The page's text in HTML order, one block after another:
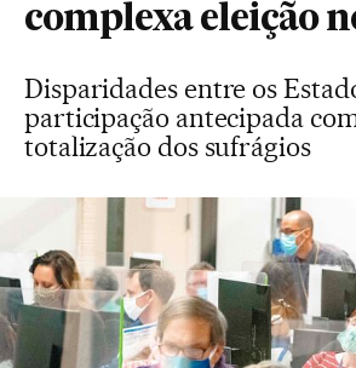
complexa eleição
Disparidades entre os
participação antecipada
totalização dos sufrágios